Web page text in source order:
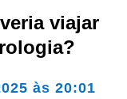
viajar
às 20:01